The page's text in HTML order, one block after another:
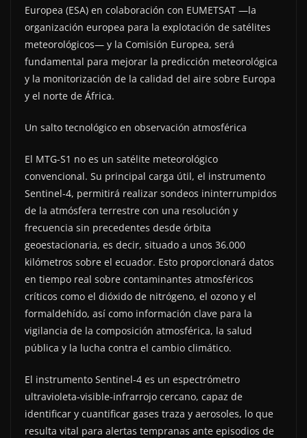
Europea (ESA) en colaboración con EUMETSAT —la
organización europea para la explotación de satélites
meteorológicos— y la Comisión Europea, será
fundamental para mejorar la predicción meteorológica
y la monitorización de la calidad del aire sobre Europa
y el norte de África.
Un salto tecnológico en observación atmosférica
El MTG-S1 no es un satélite meteorológico
convencional. Su principal carga útil, el instrumento
Sentinel-4, permitirá realizar sondeos ininterrumpidos
de la atmósfera terrestre con una resolución y
frecuencia sin precedentes desde órbita
geoestacionaria, es decir, situado a unos 36.000
kilómetros sobre el ecuador. Esto proporcionará datos
en tiempo real sobre contaminantes atmosféricos
críticos como el dióxido de nitrógeno, el ozono y el
formaldehído, así como información clave para la
vigilancia de la composición atmosférica, la salud
pública y la lucha contra el cambio climático.
El instrumento Sentinel-4 es un espectrómetro
ultravioleta-visible-infrarrojo cercano, capaz de
identificar y cuantificar gases traza y aerosoles, lo que
resulta vital para alertas tempranas ante episodios de